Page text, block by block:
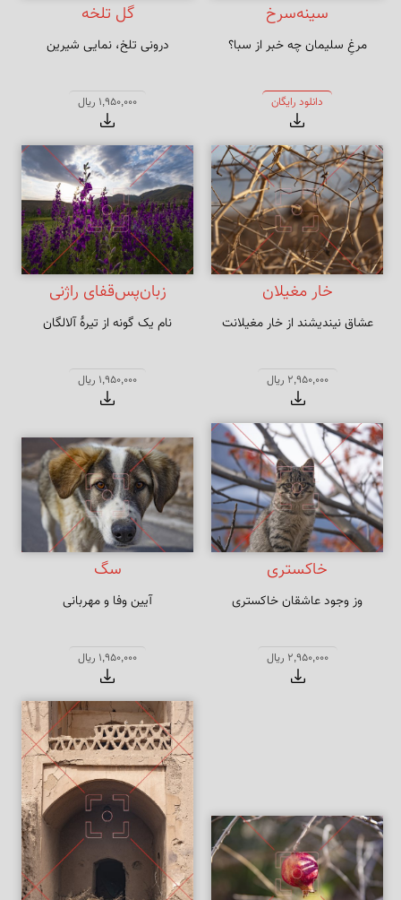
سینه‌سرخ
مرغِ سلیمان چه خبر از سبا؟
دانلود رایگان
گل تلخه
درونی تلخ، نمایی شیرین
1,950,000 ریال
خار مغیلان
عشاق نیندیشند از خار مغیلانت
2,950,000 ریال
زبان‌پس‌قفای راژنی
نام یک گونه از تیرهٔ آلالگان
1,950,000 ریال
خاکستری
وز وجود عاشقان خاکستری
2,950,000 ریال
سگ
آیین وفا و مهربانی
1,950,000 ریال